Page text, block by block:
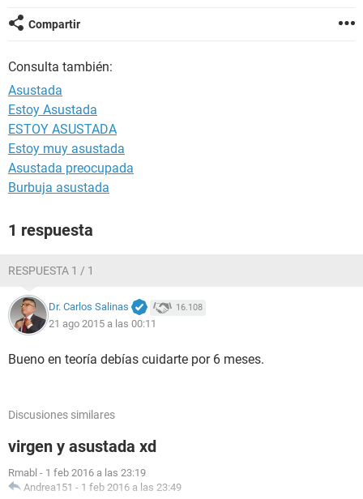
Compartir
Consulta también:
Asustada
Estoy Asustada
ESTOY ASUSTADA
Estoy muy asustada
Asustada preocupada
Burbuja asustada
1 respuesta
RESPUESTA 1 / 1
Dr. Carlos Salinas 16.108
21 ago 2015 a las 00:11
Bueno en teoría debías cuidarte por 6 meses.
Discusiones similares
virgen y asustada xd
Rmabl - 1 feb 2016 a las 23:19
Andrea151 - 1 feb 2016 a las 23:49